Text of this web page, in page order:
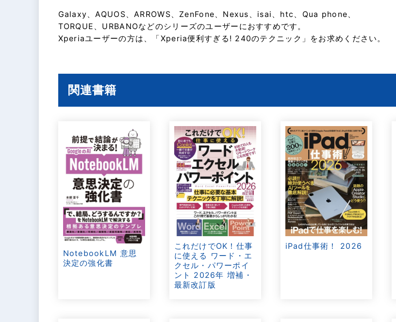
Galaxy、AQUOS、ARROWS、ZenFone、Nexus、isai、htc、Qua phone、
TORQUE、URBANOなどのシリーズのユーザーにおすすめです。
Xperiaユーザーの方は、「Xperia便利すぎる! 240のテクニック」をお求めください。
関連書籍
NotebookLM 意思
決定の強化書
これだけでOK！仕事
に使える ワード・エ
クセル・パワーポイ
ント 2026年 増補・
最新改訂版
iPad仕事術！ 2026